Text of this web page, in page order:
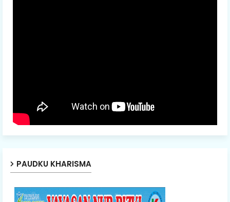
PAUDKU KHARISMA